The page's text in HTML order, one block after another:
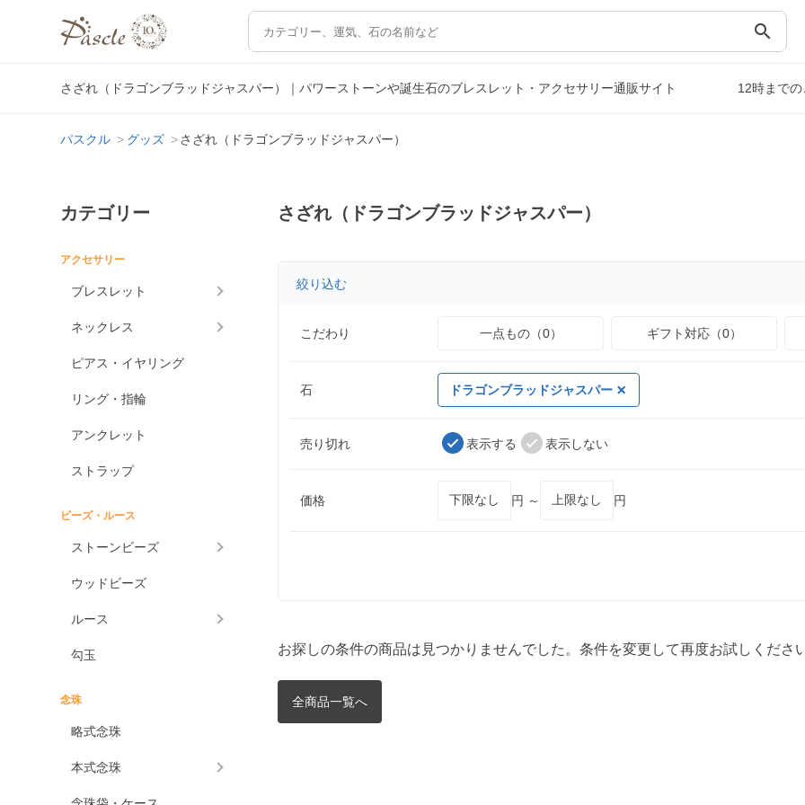
search
さざれ（ドラゴンブラッドジャスパー）｜パワーストーンや誕生石のブレスレット・アクセサリー通販サイト 12時まで
パスクル グッズ さざれ（ドラゴンブラッドジャスパー）
カテゴリー
アクセサリー
ブレスレット
ネックレス
ピアス・イヤリング
リング・指輪
アンクレット
ストラップ
ビーズ・ルース
ストーンビーズ
ウッドビーズ
ルース
勾玉
念珠
略式念珠
本式念珠
さざれ（ドラゴンブラッドジャスパー）
絞り込む
こだわり 一点もの（0） ギフト対応（0）
石 ドラゴンブラッドジャスパー
売り切れ 表示する 表示しない
価格 円 ～ 円
お探しの条件の商品は見つかりませんでした。条件を変更して再度お試しください
全商品一覧へ